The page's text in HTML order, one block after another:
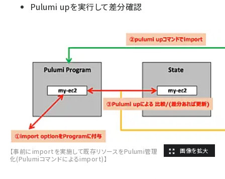
Pulumi upを実行して差分確認
【事前にimportを実施して既存リソースをPulumi管理
化(Pulumiコマンドによるimport)】